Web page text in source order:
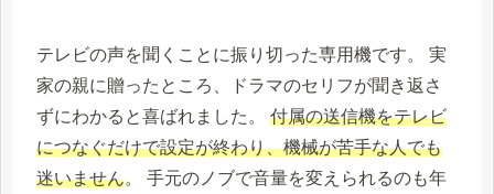
テレビの声を聞くことに振り切った専用機です。 実
家の親に贈ったところ、ドラマのセリフが聞き返さ
ずにわかると喜ばれました。 付属の送信機をテレビ
につなぐだけで設定が終わり、機械が苦手な人でも
迷いません。 手元のノブで音量を変えられるのも年